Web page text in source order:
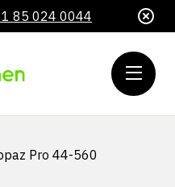
85 024 0044
Pro 44-560